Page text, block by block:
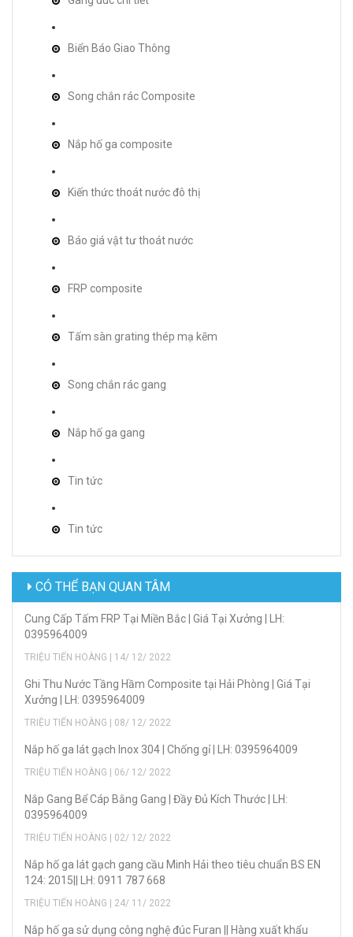
Biển Báo Giao Thông
Song chắn rác Composite
Nắp hố ga composite
Kiến thức thoát nước đô thị
Báo giá vật tư thoát nước
FRP composite
Tấm sàn grating thép mạ kẽm
Song chắn rác gang
Nắp hố ga gang
Tin tức
Tin tức
CÓ THỂ BẠN QUAN TÂM
Cung Cấp Tấm FRP Tại Miền Bắc | Giá Tại Xưởng | LH:
0395964009
TRIỆU TIẾN HOÀNG | 14/ 12/ 2022
Ghi Thu Nước Tầng Hầm Composite tại Hải Phòng | Giá Tại
Xưởng | LH: 0395964009
TRIỆU TIẾN HOÀNG | 08/ 12/ 2022
Nắp hố ga lát gạch Inox 304 | Chống gỉ | LH: 0395964009
TRIỆU TIẾN HOÀNG | 06/ 12/ 2022
Nắp Gang Bể Cáp Bằng Gang | Đầy Đủ Kích Thước | LH:
0395964009
TRIỆU TIẾN HOÀNG | 02/ 12/ 2022
Nắp hố ga lát gạch gang cầu Minh Hải theo tiêu chuẩn BS EN
124: 2015|| LH: 0911 787 668
TRIỆU TIẾN HOÀNG | 24/ 11/ 2022
Nắp hố ga sử dụng công nghệ đúc Furan || Hàng xuất khẩu